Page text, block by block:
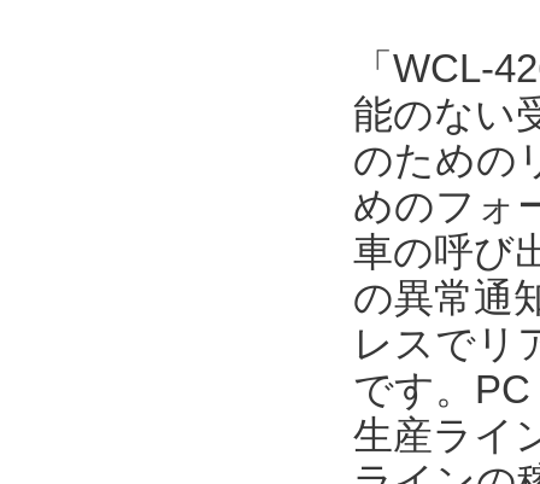
「WCL-
能のない
のための
めのフォ
車の呼び
の異常通
レスでリ
です。
生産ライ